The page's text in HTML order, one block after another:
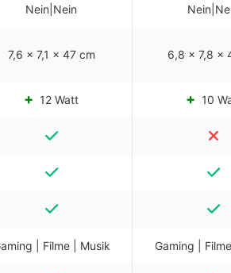
Nein|Nein
7,6 x 7,1 x 47 cm 6,8 x 7,8 x
12 Watt 10
| Filme | Musik Gaming |